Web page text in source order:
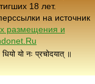
18 лет.
на источник
размещения и
यो नः प्रचोदयात् ॥